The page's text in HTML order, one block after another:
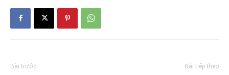
Bài trước Bài tiếp theo